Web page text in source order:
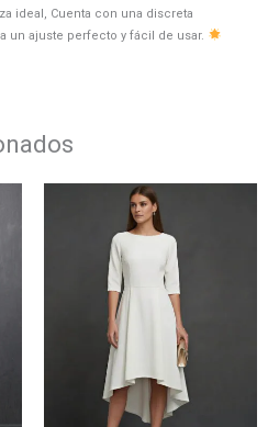
ideal, Cuenta con una discreta
un ajuste perfecto y fácil de usar.